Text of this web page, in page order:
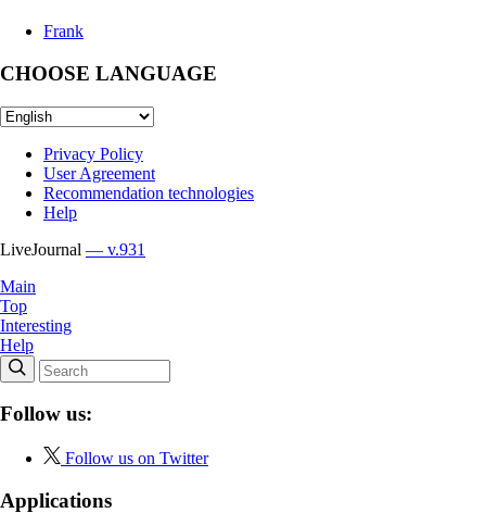
Frank
CHOOSE LANGUAGE
Privacy Policy
User Agreement
Recommendation technologies
Help
LiveJournal — v.931
Main
Top
Interesting
Help
Follow us:
Follow us on Twitter
Applications